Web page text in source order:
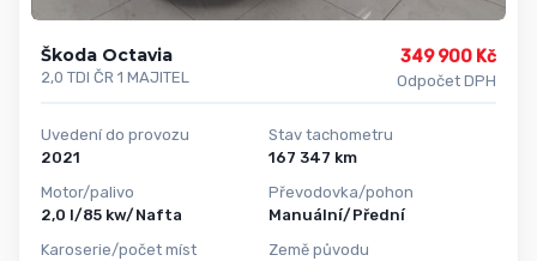
Škoda Octavia
2,0 TDI ČR 1 MAJITEL
349 900 Kč
Odpočet DPH
Uvedení do provozu
2021
Motor/palivo
2,0 l/85 kw/Nafta
Karoserie/počet míst
Stav tachometru
167 347 km
Převodovka/pohon
Manuální/Přední
Země původu